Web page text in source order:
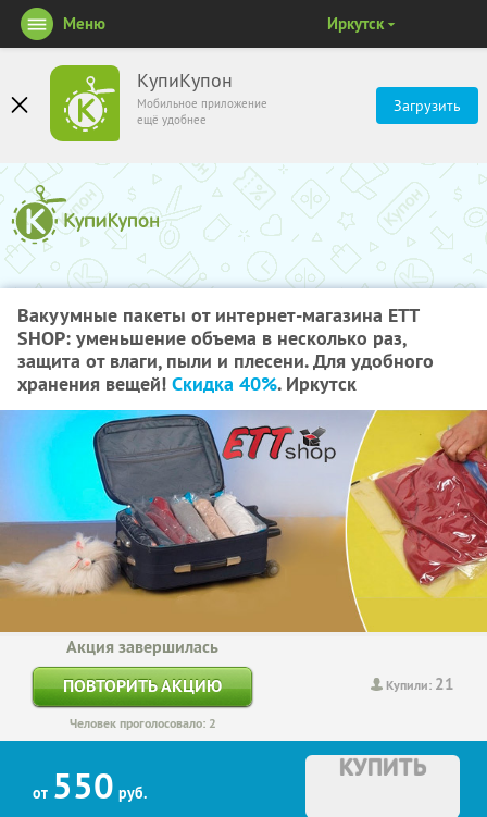
КупиКупон
Мобильное приложение
ещё удобнее
Загрузить
Меню Иркутск
Вакуумные пакеты от интернет-магазина ETT
SHOP: уменьшение объема в несколько раз,
защита от влаги, пыли и плесени. Для удобного
хранения вещей! Скидка 40%. Иркутск
Купили: 21
Акция завершилась
ПОВТОРИТЬ АКЦИЮ
Человек проголосовало: 2
от 550 руб.
КУПИТЬ